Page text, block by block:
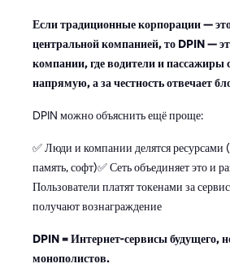
Если традиционные корпорации —
центральной компанией, то DPIN —
компании, где водители и пассажиры
напрямую, а за честность отвечает
DPIN можно объяснить ещё проще:
✅ Люди и компании делятся
память, софт)✅ Сеть объединяет это и
Пользователи платят токенами за
получают вознаграждение
DPIN = Интернет-сервисы будущего,
монополистов.